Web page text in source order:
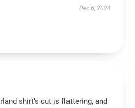
Dec 6, 2024
shirt’s cut is flattering, and